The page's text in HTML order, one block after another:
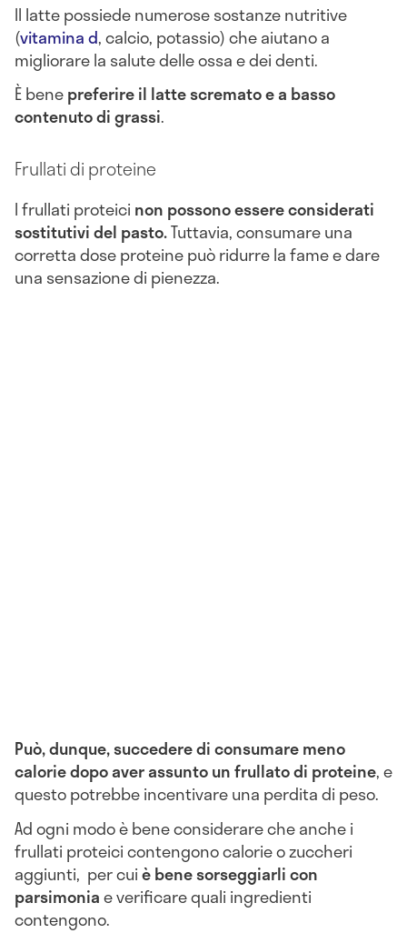
Il latte possiede numerose sostanze nutritive
(vitamina d, calcio, potassio) che aiutano a
migliorare la salute delle ossa e dei denti.
È benepreferire il latte scremato e a basso
contenuto di grassi.
Frullati di proteine
I frullati proteici non possono essere considerati
sostitutivi del pasto.Tuttavia, consumare una
corretta dose proteine può ridurre la fame e dare
una sensazione di pienezza.
Può, dunque, succedere di consumare meno
calorie dopo aver assunto un frullato di proteine, e
questo potrebbe incentivare una perdita di peso.
Ad ogni modo è bene considerare che anche i
frullati proteici contengono calorie o zuccheri
aggiunti, per cuiè bene sorseggiarli con
parsimoniae verificare quali ingredienti
contengono.